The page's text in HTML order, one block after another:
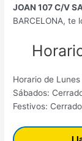
JOAN 107 C/V
BARCELONA, te
Horario de
Sábados:
Festivos: Cerrado